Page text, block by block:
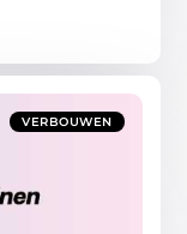
VERBOUWEN